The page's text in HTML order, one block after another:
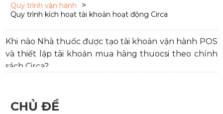
Quy trình vận hành >
Quy trình kích hoạt tài khoản hoạt động Circa
Khi nào Nhà thuốc được tạo tài khoản vận hành POS
và thiết lập tài khoản mua hàng thuocsi theo chính
sách Circa?
CHỦ ĐỀ